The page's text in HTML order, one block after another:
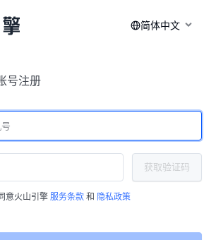
简体中文
号注册
获取验证码
意火山引擎 服务条款 和 隐私政策